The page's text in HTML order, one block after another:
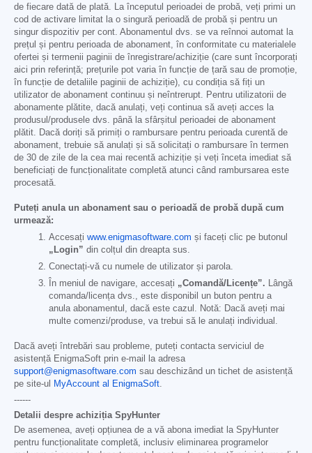
de fiecare dată de plată. La începutul perioadei de probă, veți primi un
cod de activare limitat la o singură perioadă de probă și pentru un
singur dispozitiv per cont. Abonamentul dvs. se va reînnoi automat la
prețul și pentru perioada de abonament, în conformitate cu materialele
ofertei și termenii paginii de înregistrare/achiziție (care sunt încorporați
aici prin referință; prețurile pot varia în funcție de țară sau de promoție,
în funcție de detaliile paginii de achiziție), cu condiția să fiți un
utilizator de abonament continuu și neîntrerupt. Pentru utilizatorii de
abonamente plătite, dacă anulați, veți continua să aveți acces la
produsul/produsele dvs. până la sfârșitul perioadei de abonament
plătit. Dacă doriți să primiți o rambursare pentru perioada curentă de
abonament, trebuie să anulați și să solicitați o rambursare în termen
de 30 de zile de la cea mai recentă achiziție și veți înceta imediat să
beneficiați de funcționalitate completă atunci când rambursarea este
procesată.
Puteți anula un abonament sau o perioadă de probă după cum
urmează:
Accesați www.enigmasoftware.com și faceți clic pe butonul
„Login” din colțul din dreapta sus.
Conectați-vă cu numele de utilizator și parola.
În meniul de navigare, accesați „Comandă/Licențe”. Lângă
comanda/licența dvs., este disponibil un buton pentru a
anula abonamentul, dacă este cazul. Notă: Dacă aveți mai
multe comenzi/produse, va trebui să le anulați individual.
Dacă aveți întrebări sau probleme, puteți contacta serviciul de
asistență EnigmaSoft prin e-mail la adresa
support@enigmasoftware.com sau deschizând un tichet de asistență
pe site-ul
MyAccount al EnigmaSoft.
------
Detalii despre achiziția SpyHunter
De asemenea, aveți opțiunea de a vă abona imediat la SpyHunter
pentru funcționalitate completă, inclusiv eliminarea programelor